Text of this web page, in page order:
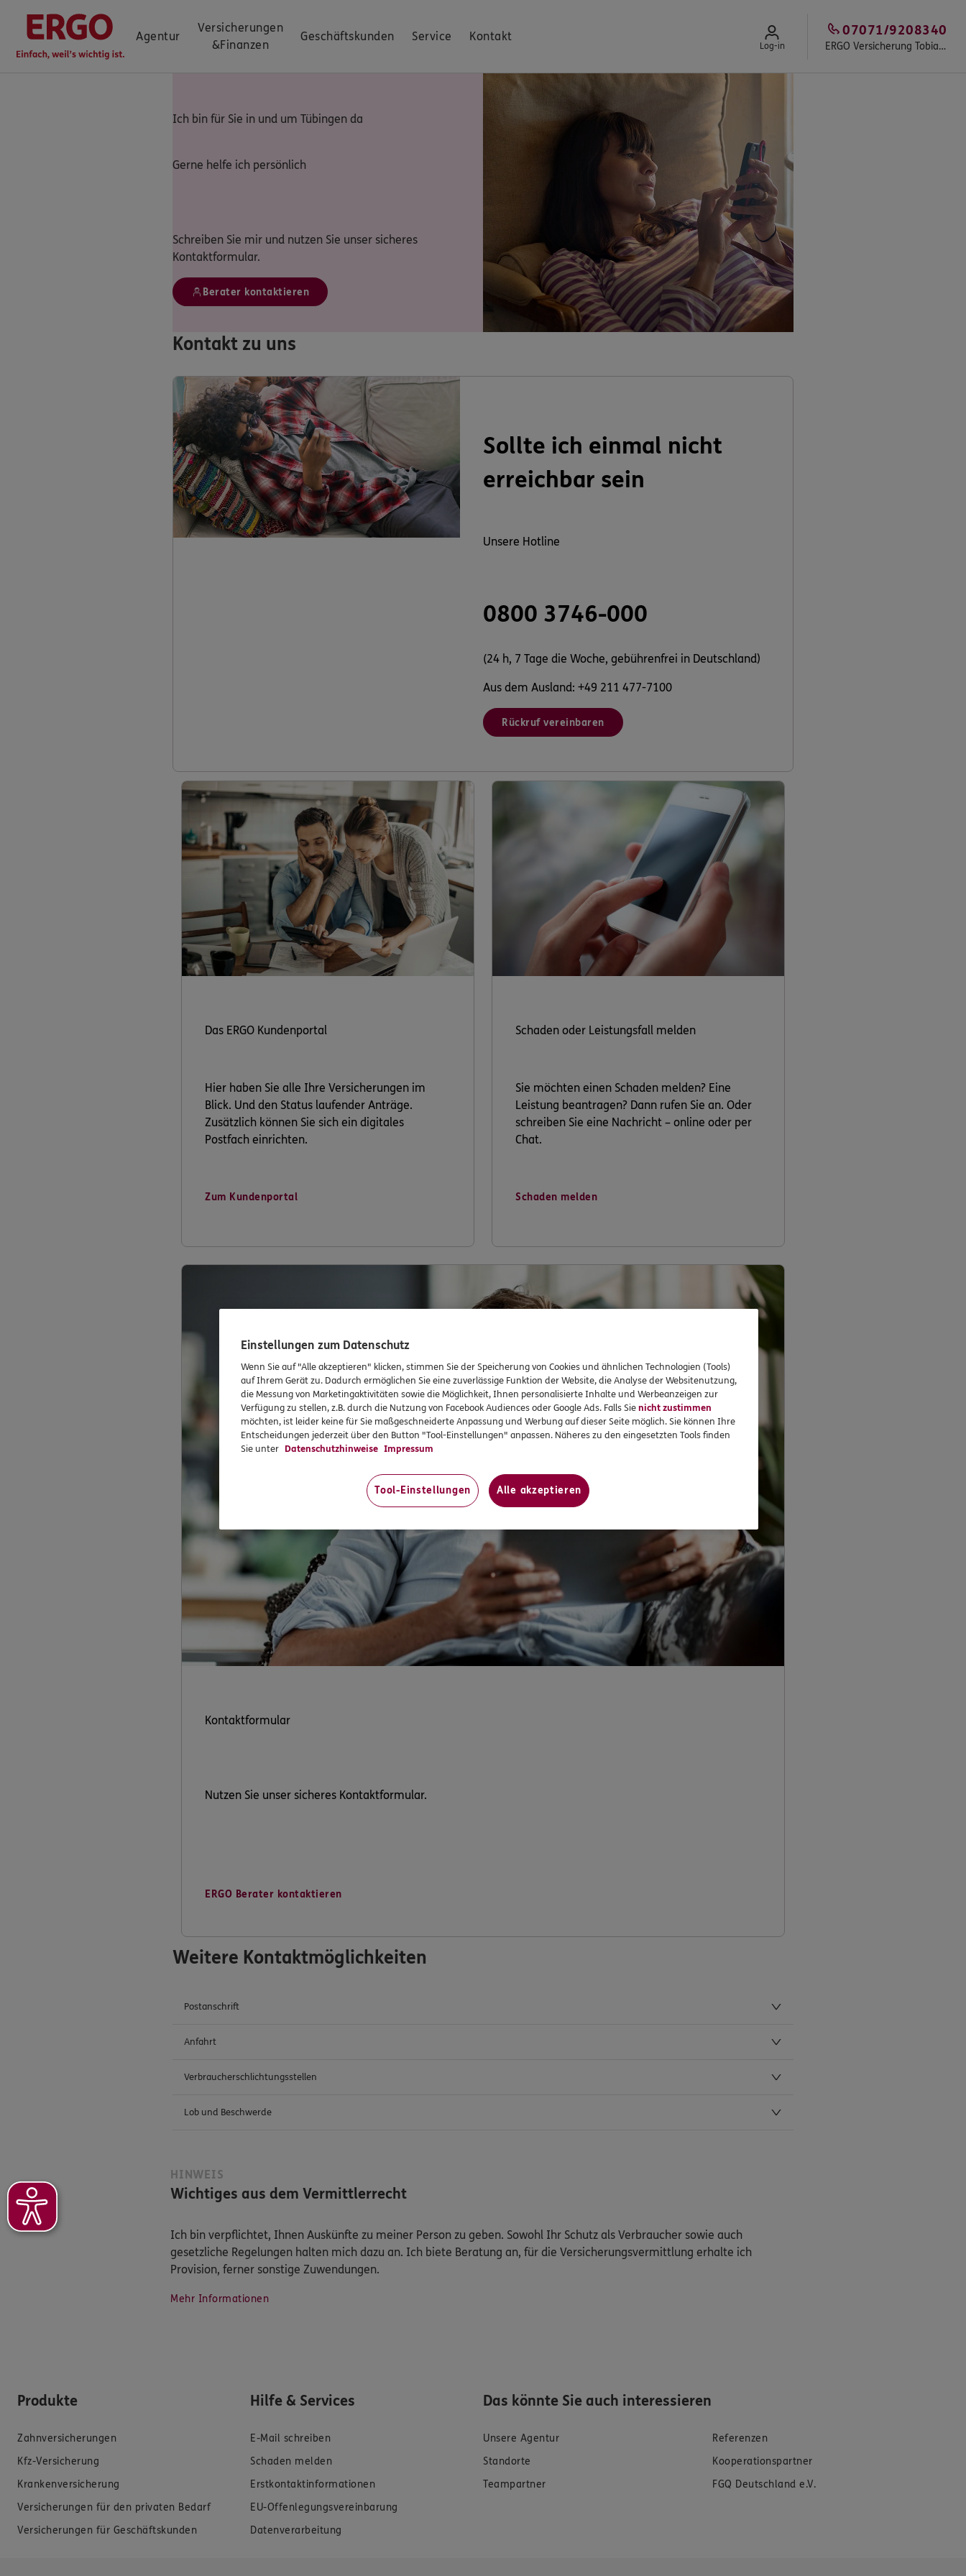
Agentur
Versicherungen
&Finanzen
Geschäftskunden Service Kontakt
Log-in ERGO Versicherung Tobias Klink
07071/9208340
Ich bin für Sie in und um Tübingen da
Gerne helfe ich persönlich
Schreiben Sie mir und nutzen Sie unser sicheres
Kontaktformular.
Berater kontaktieren
Kontakt zu uns
Sollte ich einmal nicht
erreichbar sein
Unsere Hotline
0800 3746-000
(24 h, 7 Tage die Woche, gebührenfrei in Deutschland)
Aus dem Ausland: +49 211 477-7100
Rückruf vereinbaren
Das ERGO Kundenportal
Hier haben Sie alle Ihre Versicherungen im
Blick. Und den Status laufender Anträge.
Zusätzlich können Sie sich ein digitales
Postfach einrichten.
Zum Kundenportal
Schaden oder Leistungsfall melden
Sie möchten einen Schaden melden? Eine
Leistung beantragen? Dann rufen Sie an. Oder
schreiben Sie eine Nachricht – online oder per
Chat.
Schaden melden
Kontaktformular
Nutzen Sie unser sicheres Kontaktformular.
ERGO Berater kontaktieren
Weitere Kontaktmöglichkeiten
Postanschrift
Anfahrt
Verbraucherschlichtungsstellen
Lob und Beschwerde
HINWEIS
Wichtiges aus dem Vermittlerrecht
Ich bin verpflichtet, Ihnen Auskünfte zu meiner Person zu geben. Sowohl Ihr Schutz als Verbraucher sowie auch
gesetzliche Regelungen halten mich dazu an. Ich biete Beratung an, für die Versicherungsvermittlung erhalte ich
Provision, ferner sonstige Zuwendungen.
Mehr Informationen
Produkte
Zahnversicherungen
Kfz-Versicherung
Krankenversicherung
Versicherungen für den privaten Bedarf
Versicherungen für Geschäftskunden
Hilfe & Services
E-Mail schreiben
Schaden melden
Erstkontaktinformationen
EU-Offenlegungsvereinbarung
Datenverarbeitung
Das könnte Sie auch interessieren
Unsere Agentur
Referenzen
Standorte
Kooperationspartner
Teampartner
FGQ Deutschland e.V.
Einstellungen zum Datenschutz
Wenn Sie auf "Alle akzeptieren" klicken, stimmen Sie der Speicherung von Cookies und ähnlichen Technologien (Tools)
auf Ihrem Gerät zu. Dadurch ermöglichen Sie eine zuverlässige Funktion der Website, die Analyse der Websitenutzung,
die Messung von Marketingaktivitäten sowie die Möglichkeit, Ihnen personalisierte Inhalte und Werbeanzeigen zur
Verfügung zu stellen, z.B. durch die Nutzung von Facebook Audiences oder Google Ads. Falls Sienicht zustimmen
möchten, ist leider keine für Sie maßgeschneiderte Anpassung und Werbung auf dieser Seite möglich. Sie können Ihre
Entscheidungen jederzeit über den Button "Tool-Einstellungen" anpassen. Näheres zu den eingesetzten Tools finden
Sie unter Datenschutzhinweise Impressum
Tool-Einstellungen Alle akzeptieren